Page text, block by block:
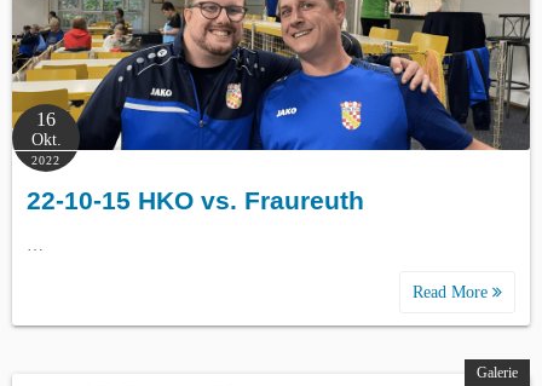
16
Okt.
2022
22-10-15 HKO vs. Fraureuth
…
Read More
Galerie